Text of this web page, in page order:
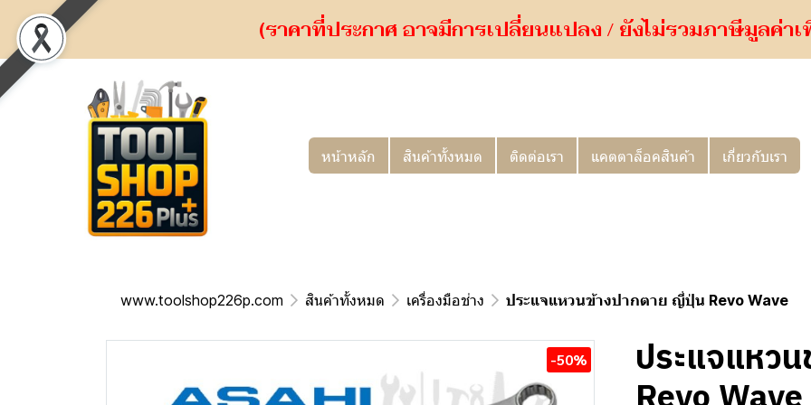
(ราคาที่ประกาศ อาจมีการเปลี่ยนแปลง / ยังไม่รวมภาษีมูลค่า
หน้าหลัก สินค้าทั้งหมด ติดต่อเรา แคตตาล็อคสินค้า เกี่ยวกับเรา
www.toolshop226p.com สินค้าทั้งหมด เครื่องมือช่าง ประแจแหวนข้างปากตาย ญี่ปุ่น Revo Wave
-50% ประแจแหว